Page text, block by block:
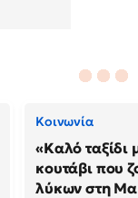
Κοινωνία
«Καλό ταξίδι
κουτάβι που
λύκων στη